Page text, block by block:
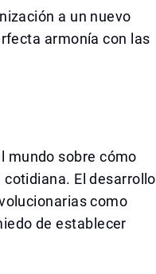
a un nuevo
armonía con las
mundo sobre cómo
El desarrollo
como
de establecer